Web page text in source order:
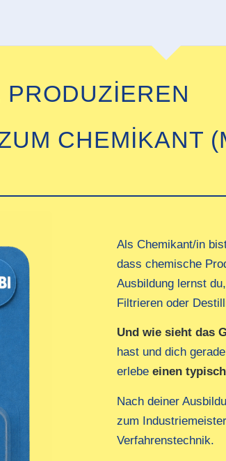
CHEMIKANT
Als Chemikant/in
dass chemische
Ausbildung lernst
Filtrieren oder
Und wie sieht das
hast und dich
erlebeeinen
Nach deiner
zum
Verfahrenstechnik.